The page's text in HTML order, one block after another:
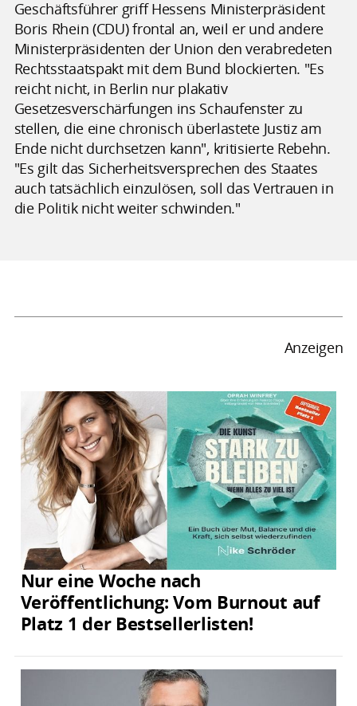
Geschäftsführer griff Hessens Ministerpräsident
Boris Rhein (CDU) frontal an, weil er und andere
Ministerpräsidenten der Union den verabredeten
Rechtsstaatspakt mit dem Bund blockierten. "Es
reicht nicht, in Berlin nur plakativ
Gesetzesverschärfungen ins Schaufenster zu
stellen, die eine chronisch überlastete Justiz am
Ende nicht durchsetzen kann", kritisierte Rebehn.
"Es gilt das Sicherheitsversprechen des Staates
auch tatsächlich einzulösen, soll das Vertrauen in
die Politik nicht weiter schwinden."
Anzeigen
Nur eine Woche nach
Veröffentlichung: Vom Burnout auf
Platz 1 der Bestsellerlisten!